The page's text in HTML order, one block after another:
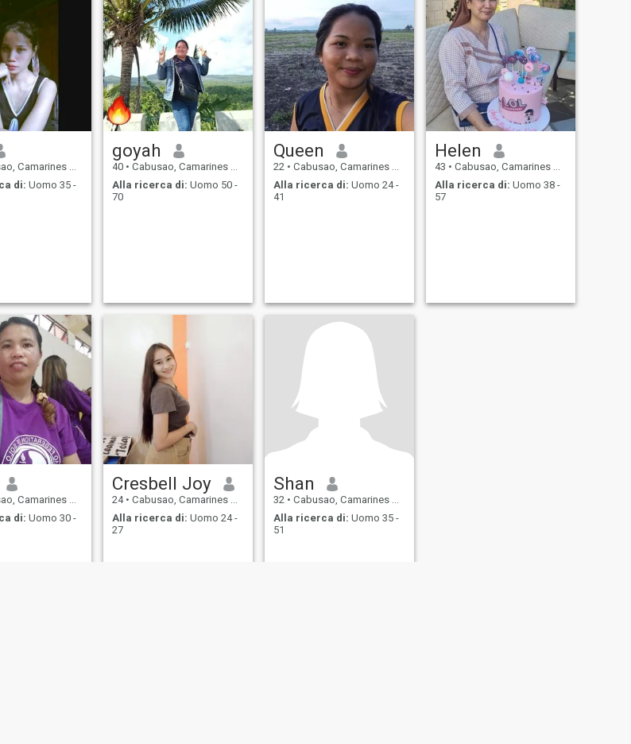
Sur, Filippine
di: Uomo 35 -
goyah
40 • Cabusao, Camarines Sur, Filippine
Alla ricerca di: Uomo 50 -
70
Queen
22 • Cabusao, Camarines Sur, Filippine
Alla ricerca di: Uomo 24 -
41
Helen
43 • Cabusao, Camarines Sur, Filippine
Alla ricerca di: Uomo 38 -
57
Sur, Filippine
di: Uomo 30 -
Cresbell Joy
24 • Cabusao, Camarines Sur, Filippine
Alla ricerca di: Uomo 24 -
27
Shan
32 • Cabusao, Camarines Sur, Filippine
Alla ricerca di: Uomo 35 -
51